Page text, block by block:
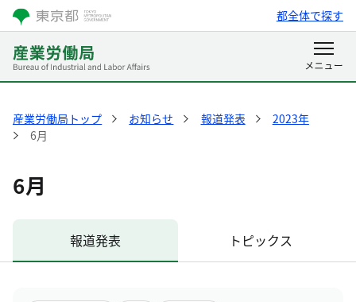
都全体で探す
産業労働局トップ お知らせ 報道発表
2023年
6月
6月
報道発表 トピックス